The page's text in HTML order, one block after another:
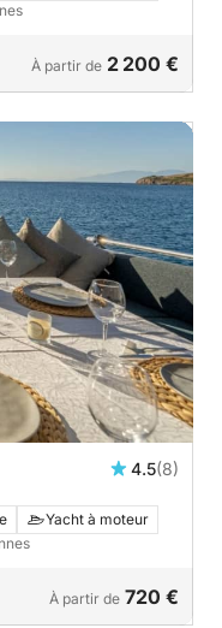
À partir de 2 200 €
4.5(8)
Yacht à moteur
À partir de 720 €